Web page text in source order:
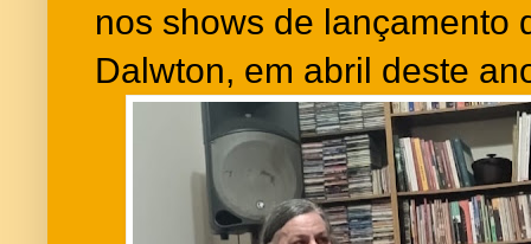
nos shows de lançamento
Dalwton, em abril deste